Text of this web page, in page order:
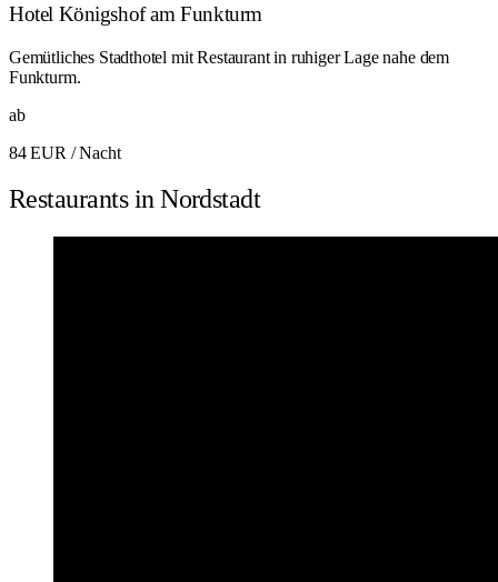
Hotel Königshof am Funkturm
Gemütliches Stadthotel mit Restaurant in ruhiger Lage nahe dem
Funkturm.
ab
84 EUR / Nacht
Restaurants in Nordstadt